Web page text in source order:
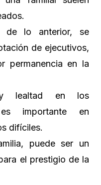
de lo anterior, se
de ejecutivos,
permanencia en la
y lealtad en los
importante en
difíciles.
puede ser un
el prestigio de la